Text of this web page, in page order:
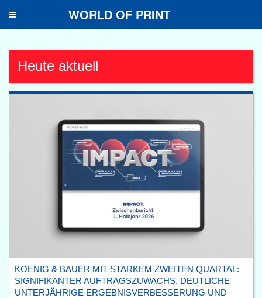
Toggle
WORLD OF PRINT
Heute aktuell
KOENIG & BAUER MIT STARKEM ZWEITEN QUARTAL:
SIGNIFIKANTER AUFTRAGSZUWACHS, DEUTLICHE
UNTERJÄHRIGE ERGEBNISVERBESSERUNG UND